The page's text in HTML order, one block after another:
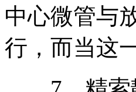
中心微管与
行，而当这